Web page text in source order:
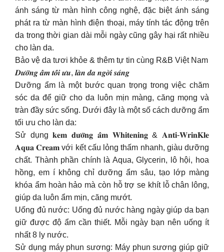
ánh sáng từ màn hình công nghệ, đặc biệt ánh sáng
phát ra từ màn hình điện thoại, máy tính tác động trên
da trong thời gian dài mỗi ngày cũng gây hại rất nhiều
cho làn da.
Bảo vệ da tươi khỏe & thêm tự tin cùng R&B Việt Nam
𝑫𝒖̛𝒐̛̃𝒏𝒈 𝒂̂̉𝒎 𝒕𝒐̂́𝒊 𝒖̛𝒖, 𝒍𝒂̀𝒏 𝒅𝒂 𝒏𝒈𝒐̛̀𝒊 𝒔𝒂́𝒏𝒈
Dưỡng ẩm là một bước quan trọng trong việc chăm
sóc da để giữ cho da luôn mịn màng, căng mọng và
tràn đầy sức sống. Dưới đây là một số cách dưỡng ẩm
tối ưu cho làn da:
Sử dụng 𝐤𝐞𝐦 𝐝𝐮̛𝐨̛̃𝐧𝐠 𝐚̂̉𝐦 𝐖𝐡𝐢𝐭𝐞𝐧𝐢𝐧𝐠 & 𝐀𝐧𝐭𝐢-𝐖𝐫𝐢𝐧𝐊𝐥𝐞
𝐀𝐪𝐮𝐚 𝐂𝐫𝐞𝐚𝐦 với kết cấu lỏng thấm nhanh, giàu dưỡng
chất. Thành phần chính là Aqua, Glycerin, lô hội, hoa
hồng, em í không chỉ dưỡng ẩm sâu, tạo lớp màng
khóa ẩm hoàn hảo mà còn hỗ trợ se khít lỗ chân lông,
giúp da luôn ẩm mịn, căng mướt.
Uống đủ nước: Uống đủ nước hàng ngày giúp da bạn
giữ được độ ẩm cần thiết. Mỗi ngày bạn nên uống ít
nhất 8 ly nước.
Sử dụng máy phun sương: Máy phun sương giúp giữ